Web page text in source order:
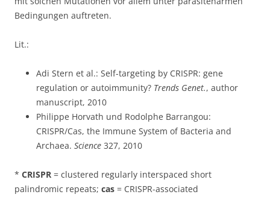
Bedingungen auftreten.
Lit.:
Adi Stern et al.: Self-targeting by CRISPR: gene
regulation or autoimmunity? Trends Genet., author
manuscript, 2010
Philippe Horvath und Rodolphe Barrangou:
CRISPR/Cas, the Immune System of Bacteria and
Archaea. Science 327, 2010
* CRISPR = clustered regularly interspaced short
palindromic repeats; cas = CRISPR-associated